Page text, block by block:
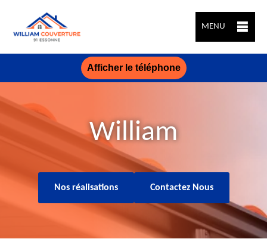
MENU
Afficher le téléphone
William
Nos réalisations Contactez Nous